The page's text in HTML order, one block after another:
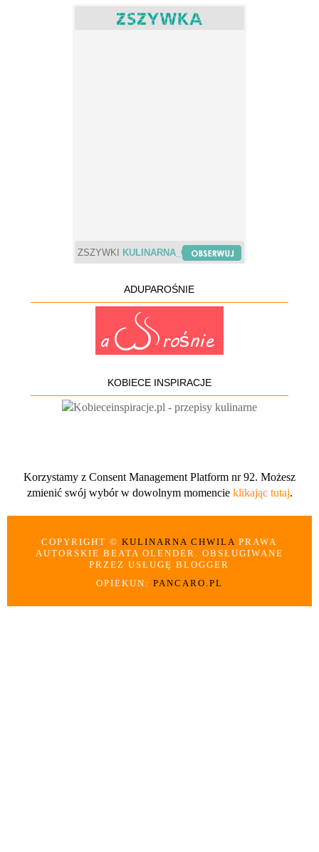
ZSZYWKI KULINARNA_CHWILA
ADUPAROŚNIE
KOBIECE INSPIRACJE
Korzystamy z Consent Management Platform nr 92. Możesz
zmienić swój wybór w dowolnym momencie klikając tutaj.
COPYRIGHT ©KULINARNA CHWILAPRAWA
AUTORSKIE BEATA OLENDER. OBSŁUGIWANE
PRZEZ USŁUGĘ BLOGGER
OPIEKUN: PANCARO.PL